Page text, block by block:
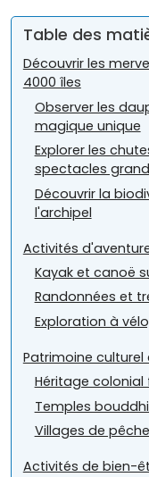
Table des
Découvrir les
4000 îles
Observer les
magique unique
Explorer les
spectacles
Découvrir la
l'archipel
Activités
Kayak et canoë
Randonnées et
Exploration à
Patrimoine
Héritage
Temples
Villages de
Activités de bien-